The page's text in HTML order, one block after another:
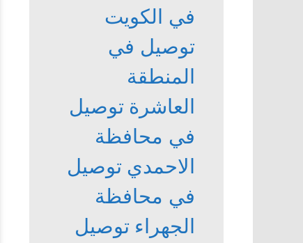
في الكويت
توصيل في
المنطقة
العاشرة توصيل
في محافظة
الاحمدي توصيل
في محافظة
الجهراء توصيل